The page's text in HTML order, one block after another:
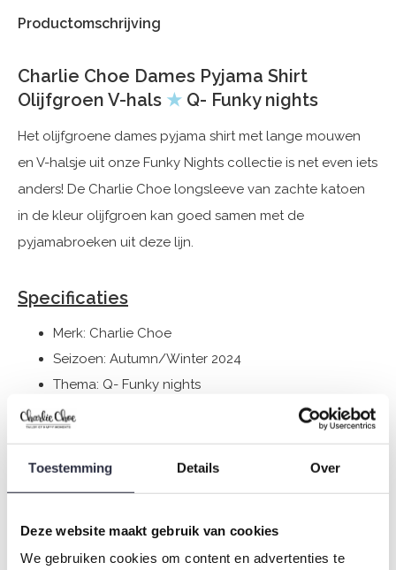
Toestemming Details Over
Deze website maakt gebruik van cookies
We gebruiken cookies om content en advertenties te
Productomschrijving
Charlie Choe Dames Pyjama Shirt
Olijfgroen V-hals ★ Q- Funky nights
Het olijfgroene dames pyjama shirt met lange mouwen
en V-halsje uit onze Funky Nights collectie is net even iets
anders! De Charlie Choe longsleeve van zachte katoen
in de kleur olijfgroen kan goed samen met de
pyjamabroeken uit deze lijn.
Specificaties
Merk: Charlie Choe
Seizoen: Autumn/Winter 2024
Thema: Q- Funky nights
Collectie: Dames
Geslacht: Dames
Artikelnummer: Q53162-38